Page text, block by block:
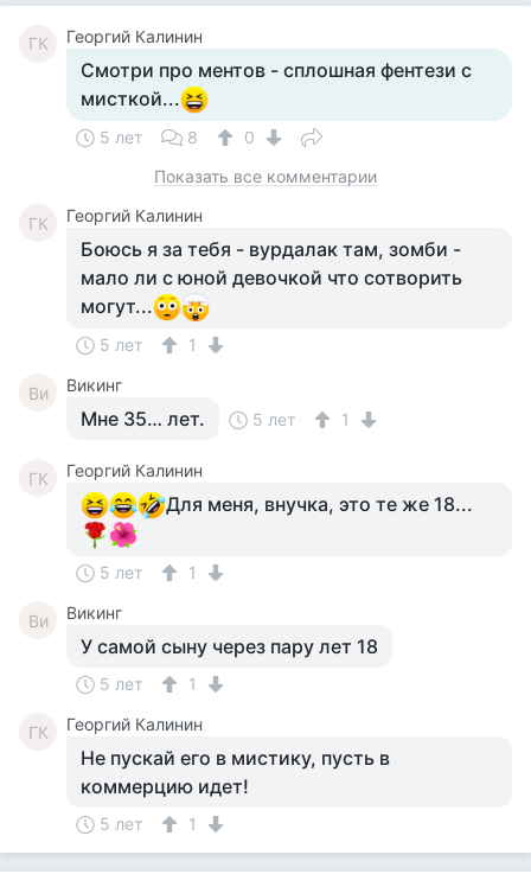
ГК Георгий Калинин
Смотри про ментов - сплошная фентези с
мисткой...
5 лет 8
0
Показать все комментарии
ГК Георгий Калинин
Боюсь я за тебя - вурдалак там, зомби -
мало ли с юной девочкой что сотворить
могут...
5 лет 1
Ви Викинг
Мне 35… лет. 5 лет 1
ГК Георгий Калинин
Для меня, внучка, это те же 18...
5 лет 1
Ви Викинг
У самой сыну через пару лет 18
5 лет 1
ГК Георгий Калинин
Не пускай его в мистику, пусть в
коммерцию идет!
5 лет 1